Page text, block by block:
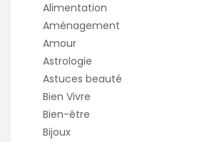
Alimentation
Aménagement
Amour
Astrologie
Astuces beauté
Bien Vivre
Bien-être
Bijoux